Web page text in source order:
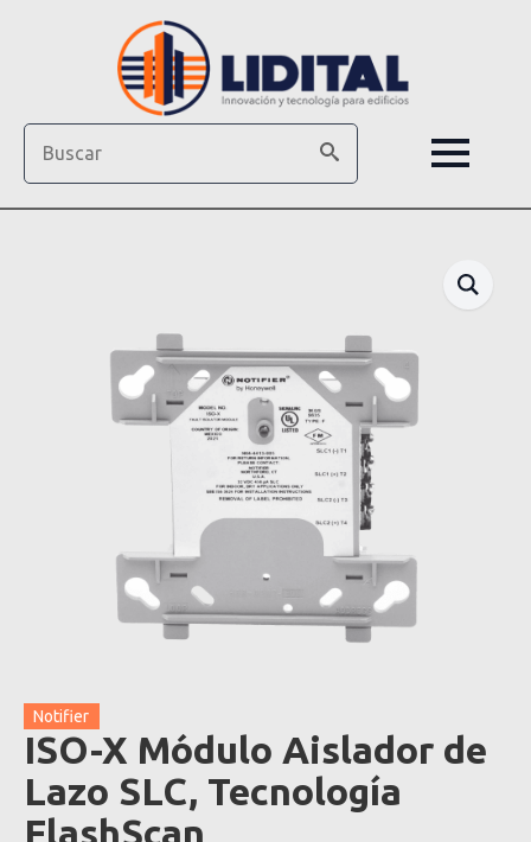
Notifier
ISO-X Módulo Aislador de
Lazo SLC, Tecnología
FlashScan